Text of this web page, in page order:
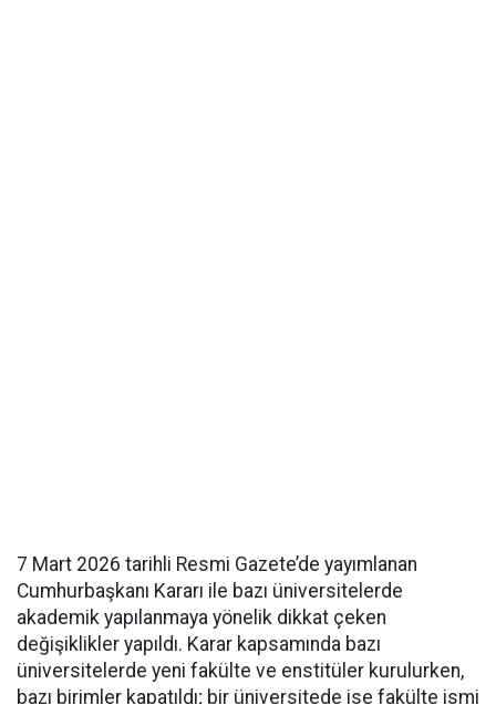
7 Mart 2026 tarihli Resmi Gazete’de yayımlanan
Cumhurbaşkanı Kararı ile bazı üniversitelerde
akademik yapılanmaya yönelik dikkat çeken
değişiklikler yapıldı. Karar kapsamında bazı
üniversitelerde yeni fakülte ve enstitüler kurulurken,
bazı birimler kapatıldı; bir üniversitede ise fakülte ismi